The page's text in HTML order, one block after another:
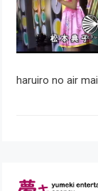
haruiro no air mail